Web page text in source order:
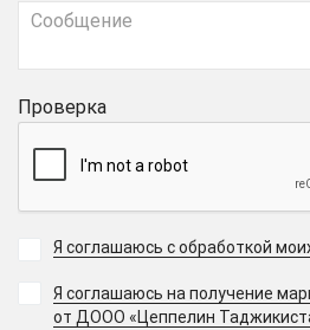
Проверка
Я соглашаюсь с обработкой
Я соглашаюсь на получение
от ДООО «Цеппелин